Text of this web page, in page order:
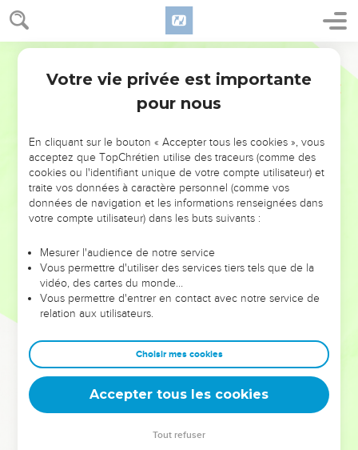
NE MANQUEZ PAS L’ÉVÉNEMENT
DE L’ANNÉE !
ET SI LEURS ERREURS POUVAIENT VOUS ÉVITER LES
VOTRES ?
leur foi ou leur vision. Mais on voit moins les doutes, les erreurs
et les saisons difficiles qu'ils ont traversés, alors même que ce
sont elles qui les ont façonnés.
Dans cette conférence, leaders, entrepreneurs, et responsables
clés pour avancer avec plus de sagesse afin que leurs erreurs
deviennent vos tremplins. Que vous guidiez un ministère, une
équipe, un groupe ou une famille, leur expérience est faite
Votre vie privée est importante
pour nous
En cliquant sur le bouton « Accepter tous les cookies », vous
acceptez que TopChrétien utilise des traceurs (comme des
cookies ou l'identifiant unique de votre compte utilisateur) et
traite vos données à caractère personnel (comme vos
données de navigation et les informations renseignées dans
votre compte utilisateur) dans les buts suivants :
Mesurer l'audience de notre service
Vous permettre d'utiliser des services tiers tels que de la
vidéo, des cartes du monde…
Vous permettre d'entrer en contact avec notre service de
relation aux utilisateurs.
Choisir mes cookies
Accepter tous les cookies
Tout refuser